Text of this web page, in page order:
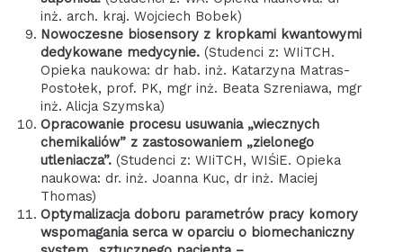
inż. arch. kraj. Wojciech Bobek)
Nowoczesne biosensory z kropkami kwantowymi
dedykowane medycynie. (Studenci z: WIiTCH.
Opieka naukowa: dr hab. inż. Katarzyna Matras-
Postołek, prof. PK, mgr inż. Beata Szreniawa, mgr
inż. Alicja Szymska)
Opracowanie procesu usuwania „wiecznych
chemikaliów” z zastosowaniem „zielonego
utleniacza”. (Studenci z: WIiTCH, WIŚiE. Opieka
naukowa: dr. inż. Joanna Kuc, dr inż. Maciej
Thomas)
Optymalizacja doboru parametrów pracy komory
wspomagania serca w oparciu o biomechaniczny